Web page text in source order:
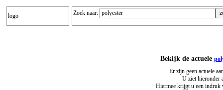
logo Zoek naar:
Bekijk de actuele
Er zijn geen actuele
U ziet hieronder
Hiermee krijgt u een indruk